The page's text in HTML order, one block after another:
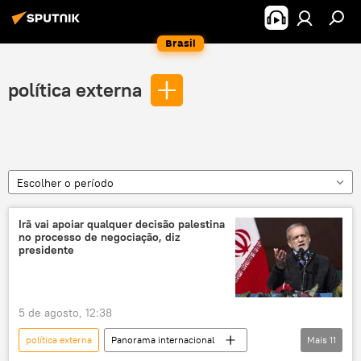
Brasil
política externa
Escolher o período
Irã vai apoiar qualquer decisão palestina
no processo de negociação, diz
presidente
5 de agosto, 12:38
política externa
Panorama internacional
Mais 11